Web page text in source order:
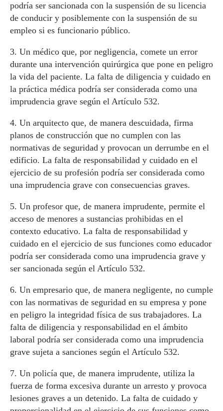
podría ser sancionada con la suspensión de su licencia
de conducir y posiblemente con la suspensión de su
empleo si es funcionario público.
3. Un médico que, por negligencia, comete un error
durante una intervención quirúrgica que pone en peligro
la vida del paciente. La falta de diligencia y cuidado en
la práctica médica podría ser considerada como una
imprudencia grave según el Artículo 532.
4. Un arquitecto que, de manera descuidada, firma
planos de construcción que no cumplen con las
normativas de seguridad y provocan un derrumbe en el
edificio. La falta de responsabilidad y cuidado en el
ejercicio de su profesión podría ser considerada como
una imprudencia grave con consecuencias graves.
5. Un profesor que, de manera imprudente, permite el
acceso de menores a sustancias prohibidas en el
contexto educativo. La falta de responsabilidad y
cuidado en el ejercicio de sus funciones como educador
podría ser considerada como una imprudencia grave y
ser sancionada según el Artículo 532.
6. Un empresario que, de manera negligente, no cumple
con las normativas de seguridad en su empresa y pone
en peligro la integridad física de sus trabajadores. La
falta de diligencia y responsabilidad en el ámbito
laboral podría ser considerada como una imprudencia
grave sujeta a sanciones según el Artículo 532.
7. Un policía que, de manera imprudente, utiliza la
fuerza de forma excesiva durante un arresto y provoca
lesiones graves a un detenido. La falta de cuidado y